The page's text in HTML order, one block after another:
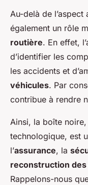
Au-delà de l’aspect
également un rôle
routière. En effet,
d’identifier les
les accidents et
véhicules. Par
contribue à rendre
Ainsi, la boîte
technologique, est
l’assurance, la
reconstruction
Rappelons-nous